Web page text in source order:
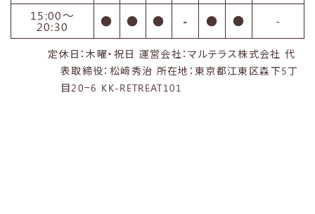
15:00〜
20:30 ● ● ● - ● ● -
定休日：木曜・祝日 運営会社：マルテラス株式会社 代
表取締役：松﨑秀治 所在地：東京都江東区森下5丁
目20−6 KK-RETREAT101